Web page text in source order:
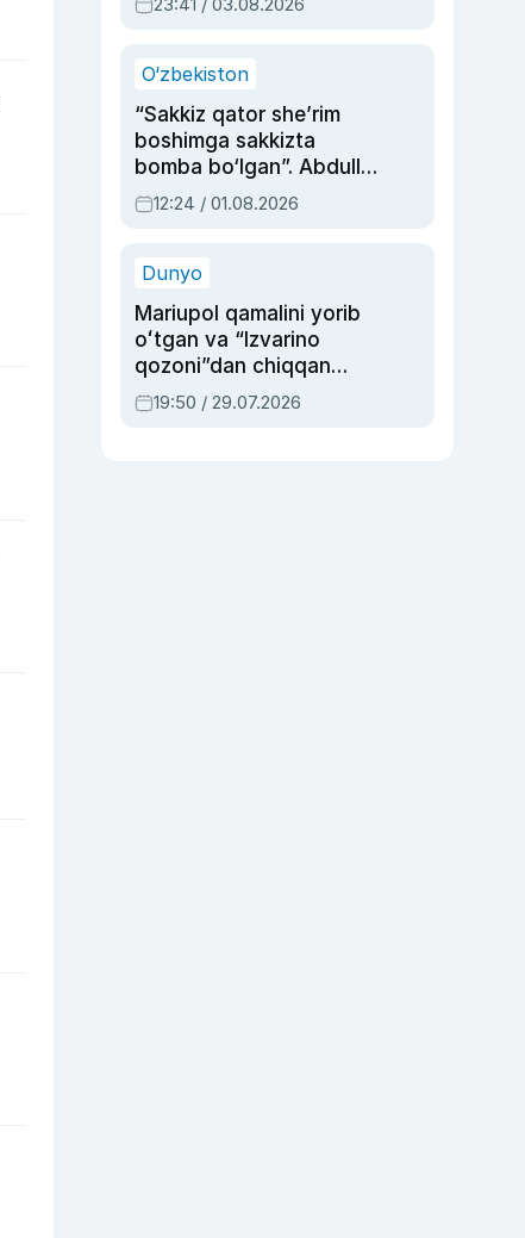
O‘zbekiston
“Sakkiz qator she’rim
boshimga sakkizta
bomba bo‘lgan”. Abdulla
Oripovni siyosiy
ayblovlardan asrab
12:24 / 01.08.2026
Dunyo
Mariupol qamalini yorib
oʻtgan va “Izvarino
qozoni”dan chiqqan
qahramon — Ukraina
armiyasi bosh
19:50 / 29.07.2026